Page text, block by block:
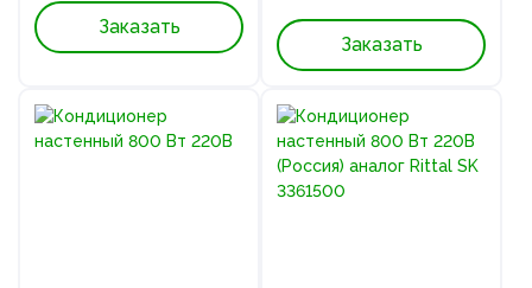
Заказать
Заказать